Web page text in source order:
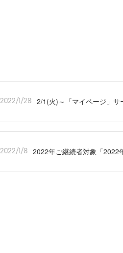
2022/1/28 2/1(火)～「マイページ」サ
2022/1/8 2022年ご継続者対象「2022